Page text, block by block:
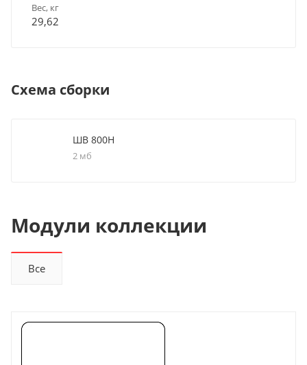
Вес, кг
29,62
Схема сборки
ШВ 800Н
2 мб
Модули коллекции
Все